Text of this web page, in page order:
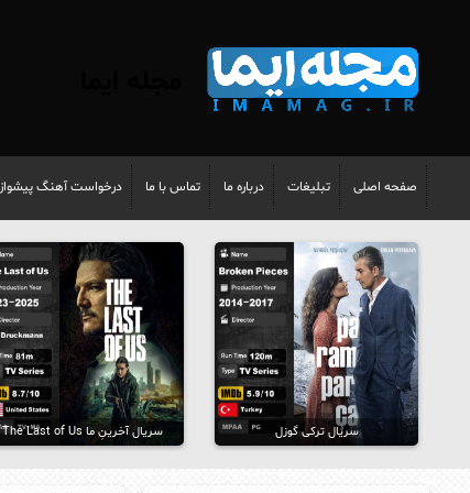
صفحه اصلی تبلیغات درباره ما تماس با ما درخواست آهنگ پیشواز
سریال ترکی گوزل سریال آخرینِ ما The Last of Us